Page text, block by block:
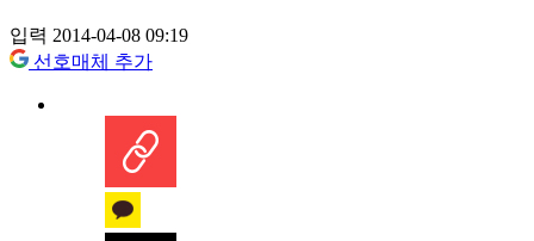
입력 2014-04-08 09:19
선호매체 추가